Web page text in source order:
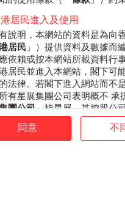
聯絡資訊
(852) 3668
網 提供 [
居民進入及使用
說明，本網站的資料是為向
居民 」）提供資料及數據而
依賴或按本網站所載資料行
居民並進入本網站，閣下可
法律。若閣下進入網站而不
有星展集團公司表明概不 承
團公司」指星展、其控股公
聯屬公司。
的內容不向美國人士提供（定
同意 不